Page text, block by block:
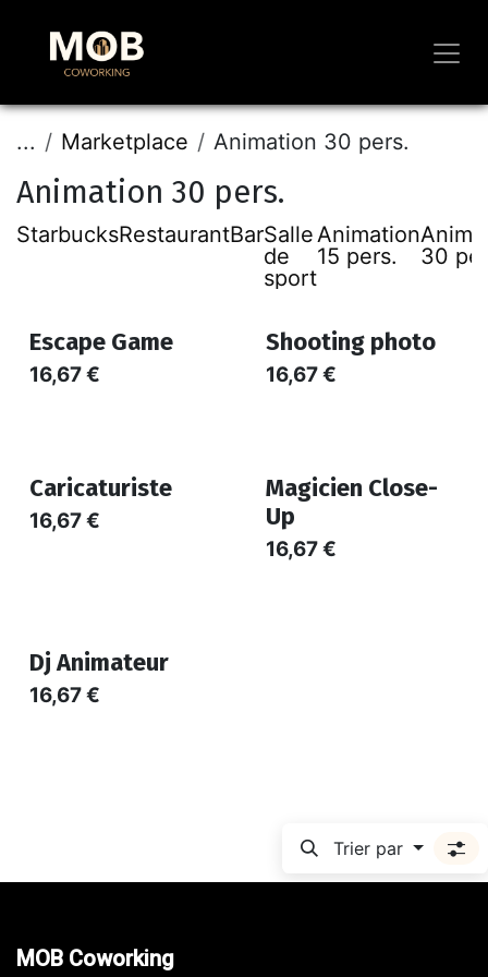
... Marketplace Animation 30 pers.
Animation 30 pers.
StarbucksRestaurantBarSalle
de
sport
Animation
15 pers.
30
Escape Game
16,67€
Shooting photo
16,67€
Caricaturiste
16,67€
Magicien Close-
Up
16,67€
Dj Animateur
16,67€
Trier par
MOB Coworking